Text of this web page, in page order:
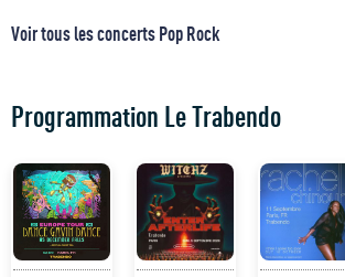
Voir tous les concerts Pop Rock
Programmation Le Trabendo